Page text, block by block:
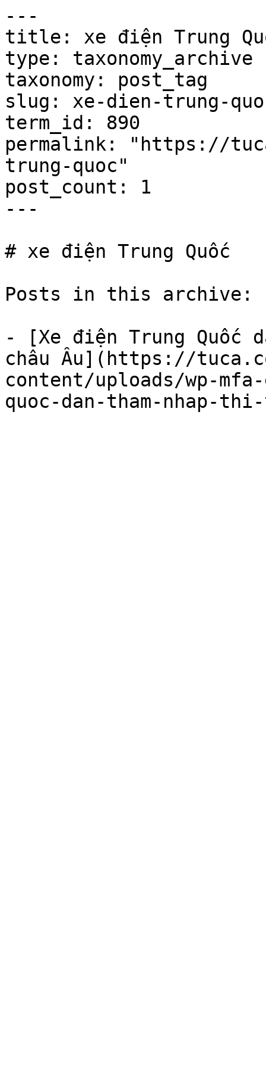
---
title: xe điện Trung
type: taxonomy_archive
taxonomy: post_tag
slug: xe-dien-trung-
term_id: 890
permalink: "https://
trung-quoc"
post_count: 1
---
# xe điện Trung Quốc
Posts in this archive:
- [Xe điện Trung Quốc
châu Âu](https://
content/uploads/wp-